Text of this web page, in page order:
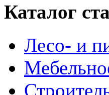
Каталог
Лесо- и